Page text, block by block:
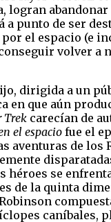
logran abandonar
a punto de ser
el espacio (e
volver a
dirigida a un
en que aún
Trek carecían de
el espacio fue el
aventuras de los
héroes se
de la quinta
caníbales,